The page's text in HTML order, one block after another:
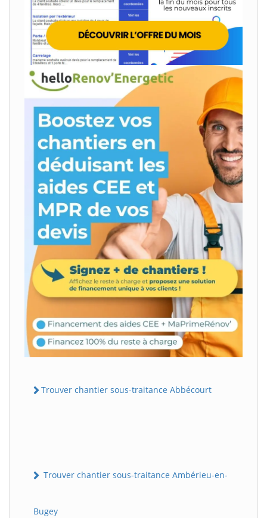
Trouver chantier sous-traitance Abbécourt
Trouver chantier sous-traitance Ambérieu-en-
Bugey